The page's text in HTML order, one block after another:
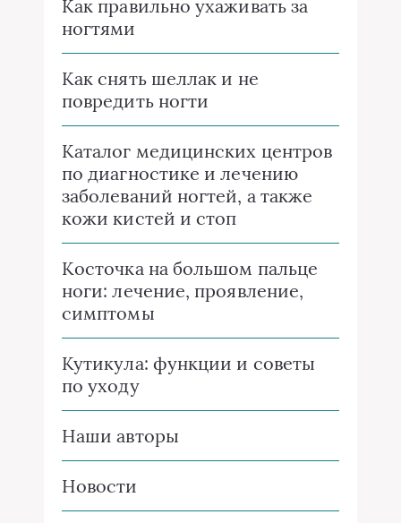
Как правильно ухаживать за
ногтями
Как снять шеллак и не
повредить ногти
Каталог медицинских центров
по диагностике и лечению
заболеваний ногтей, а также
кожи кистей и стоп
Косточка на большом пальце
ноги: лечение, проявление,
симптомы
Кутикула: функции и советы
по уходу
Наши авторы
Новости